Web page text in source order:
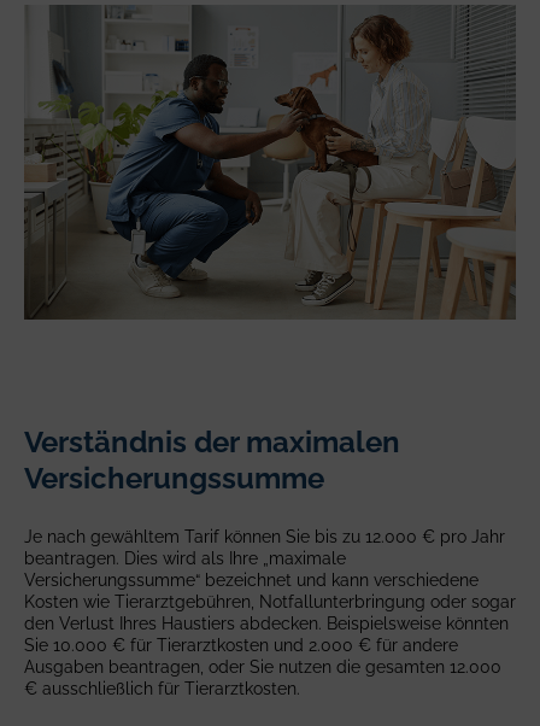
Verständnis der maximalen
Versicherungssumme
Je nach gewähltem Tarif können Sie bis zu 12.000 € pro Jahr
beantragen. Dies wird als Ihre „maximale
Versicherungssumme“ bezeichnet und kann verschiedene
Kosten wie Tierarztgebühren, Notfallunterbringung oder sogar
den Verlust Ihres Haustiers abdecken. Beispielsweise könnten
Sie 10.000 € für Tierarztkosten und 2.000 € für andere
Ausgaben beantragen, oder Sie nutzen die gesamten 12.000
€ ausschließlich für Tierarztkosten.